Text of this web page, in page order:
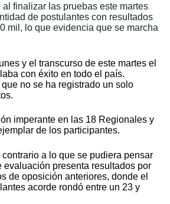
finalizar las pruebas este martes
de postulantes con resultados
mil, lo que evidencia que se marcha
y el transcurso de este martes el
con éxito en todo el país.
no se ha registrado un solo
imperante en las 18 Regionales y
de los participantes.
a lo que se pudiera pensar
evaluación presenta resultados por
de oposición anteriores, donde el
acorde rondó entre un 23 y